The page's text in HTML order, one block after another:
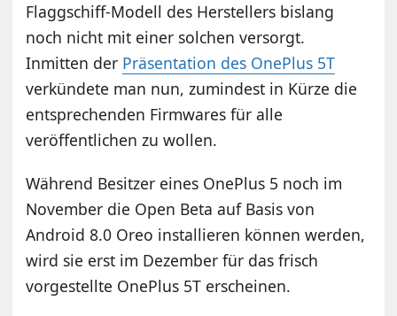
Flaggschiff-Modell des Herstellers bislang
noch nicht mit einer solchen versorgt.
Inmitten der Präsentation des OnePlus 5T
verkündete man nun, zumindest in Kürze die
entsprechenden Firmwares für alle
veröffentlichen zu wollen.
Während Besitzer eines OnePlus 5 noch im
November die Open Beta auf Basis von
Android 8.0 Oreo installieren können werden,
wird sie erst im Dezember für das frisch
vorgestellte OnePlus 5T erscheinen.